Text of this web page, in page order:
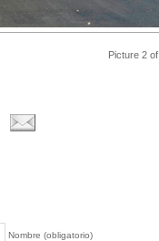
Picture 2 of
Nombre (obligatorio)